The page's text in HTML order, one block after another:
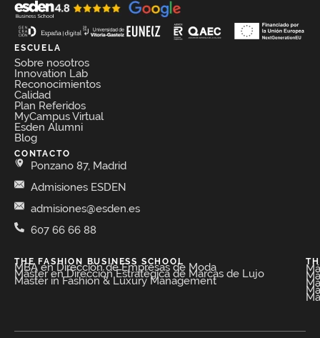
ESCUELA
Sobre nosotros
Innovation Lab
Reconocimientos
Calidad
Plan Referidos
MyCampus Virtual
Esden Alumni
Blog
CONTACTO
Ponzano 87, Madrid
Admisiones ESDEN
admisiones@esden.es
607 66 66 88
THE FASHION BUSINESS SCHOOL​
MBA en Dirección de Empresas de Moda​
Máster en Dirección Estratégica de Marcas de Lujo
Master in Fashion & Luxury Management